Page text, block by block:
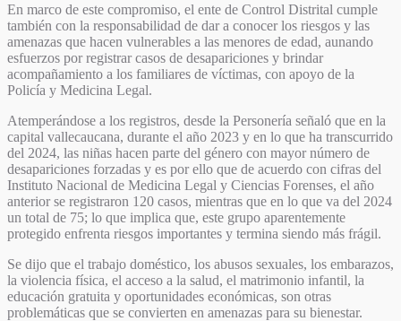
En marco de este compromiso, el ente de Control Distrital cumple
también con la responsabilidad de dar a conocer los riesgos y las
amenazas que hacen vulnerables a las menores de edad, aunando
esfuerzos por registrar casos de desapariciones y brindar
acompañamiento a los familiares de víctimas, con apoyo de la
Policía y Medicina Legal.
Atemperándose a los registros, desde la Personería señaló que en la
capital vallecaucana, durante el año 2023 y en lo que ha transcurrido
del 2024, las niñas hacen parte del género con mayor número de
desapariciones forzadas y es por ello que de acuerdo con cifras del
Instituto Nacional de Medicina Legal y Ciencias Forenses, el año
anterior se registraron 120 casos, mientras que en lo que va del 2024
un total de 75; lo que implica que, este grupo aparentemente
protegido enfrenta riesgos importantes y termina siendo más frágil.
Se dijo que el trabajo doméstico, los abusos sexuales, los embarazos,
la violencia física, el acceso a la salud, el matrimonio infantil, la
educación gratuita y oportunidades económicas, son otras
problemáticas que se convierten en amenazas para su bienestar.